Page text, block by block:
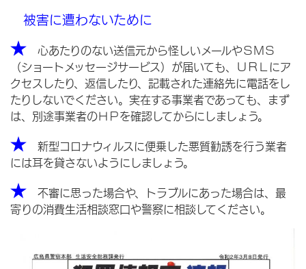
被害に遭わないために
★ 心あたりのない送信元から怪しいメールやＳＭＳ
（ショートメッセージサービス）が届いても、ＵＲＬにア
クセスしたり、返信したり、記載された連絡先に電話をし
たりしないでください。実在する事業者であっても、まず
は、別途事業者のＨＰを確認してからにしましょう。
★ 新型コロナウィルスに便乗した悪質勧誘を行う業者
には耳を貸さないようにしましょう。
★ 不審に思った場合や、トラブルにあった場合は、最
寄りの消費生活相談窓口や警察に相談してください。